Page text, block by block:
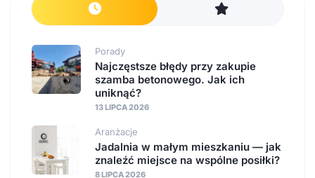
Porady
Najczęstsze błędy przy zakupie
szamba betonowego. Jak ich
uniknąć?
13 LIPCA 2026
Aranżacje
Jadalnia w małym mieszkaniu — jak
znaleźć miejsce na wspólne posiłki?
8 LIPCA 2026